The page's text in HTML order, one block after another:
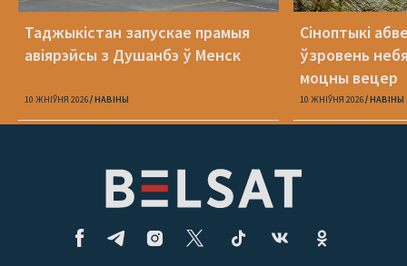
Таджыкістан запускае прамыя
авіярэйсы з Душанбэ ў Менск
10 ЖНІЎНЯ 2026 НАВІНЫ
Сіноптыкі
ўзровень
моцны вецер
10 ЖНІЎНЯ 2026 НАВІНЫ